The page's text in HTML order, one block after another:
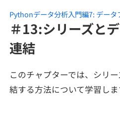
転職エージェント
転職成功ガイド
本選考
インターン
新卒エージェント
講座一覧
問題集
4択課題
スキルチェック
プログラミング言語
SQL
ゲーム・マンガ
メディア
Pythonデータ分析入門編7: データ
＃13:シリーズと
連結
このチャプターでは、シリ
結する方法について学習しま